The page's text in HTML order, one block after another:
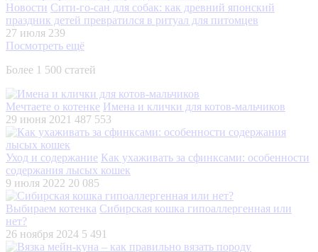
Новости Сити-го-сан для собак: как древний японский
праздник детей превратился в ритуал для питомцев
27 июля 239
Посмотреть ещё
Более 1 500 статей
Мечтаете о котенке Имена и клички для котов-мальчиков
29 июня 2021 487 553
Уход и содержание Как ухаживать за сфинксами: особенности
содержания лысых кошек
9 июля 2022 20 085
Выбираем котенка Сибирская кошка гипоаллергенная или
нет?
26 ноября 2024 5 491